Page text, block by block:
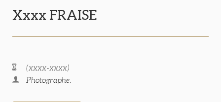
Xxxx FRAISE
(xxxx-xxxx)
Photographe.